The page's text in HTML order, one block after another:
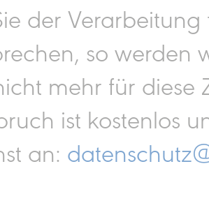
der
so werden
mehr für diese
ist kostenlos
an: